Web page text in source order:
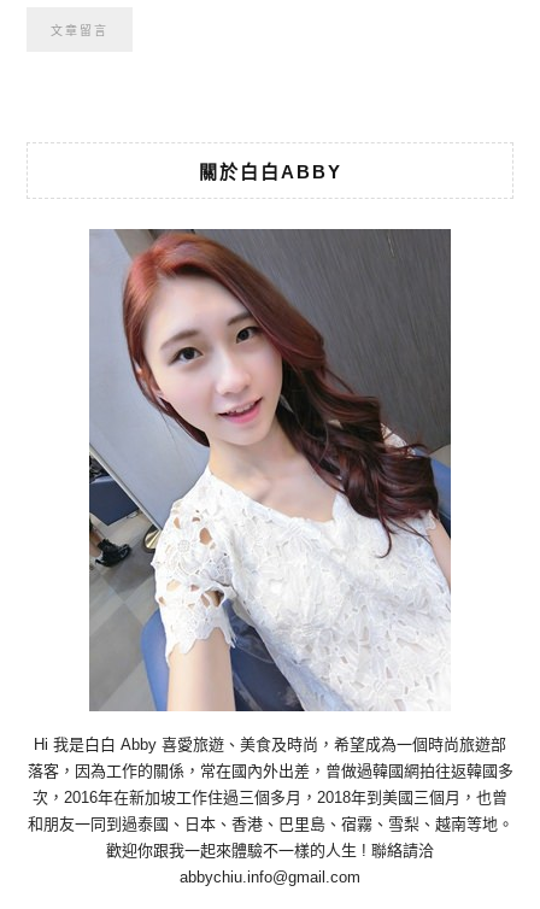
關於白白ABBY
Hi 我是白白 Abby 喜愛旅遊、美食及時尚，希望成為一個時尚旅遊部
落客，因為工作的關係，常在國內外出差，曾做過韓國網拍往返韓國多
次，2016年在新加坡工作住過三個多月，2018年到美國三個月，也曾
和朋友一同到過泰國、日本、香港、巴里島、宿霧、雪梨、越南等地。
歡迎你跟我一起來體驗不一樣的人生 ! 聯絡請洽
abbychiu.info@gmail.com